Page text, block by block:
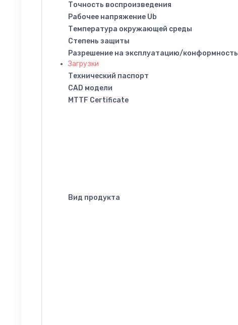
Точность воспроизведения
Рабочее напряжение Ub
Температура окружающей среды
Степень защиты
Разрешение на эксплуатацию/конформность
Загрузки
Технический паспорт
CAD модели
MTTF Certificate
Вид продукта